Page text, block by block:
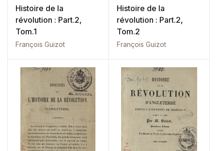
Histoire de la
révolution : Part.2,
Tom.1
François Guizot
Histoire de la
révolution : Part.2,
Tom.2
François Guizot